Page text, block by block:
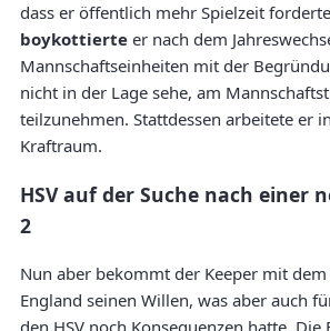
dass er öffentlich mehr Spielzeit
boykottierte er nach dem
Mannschaftseinheiten mit der
nicht in der Lage sehe, am
teilzunehmen. Stattdessen arbeitete er
Kraftraum.
HSV auf der Suche nach einer
2
Nun aber bekommt der Keeper mit dem
England seinen Willen, was aber auch